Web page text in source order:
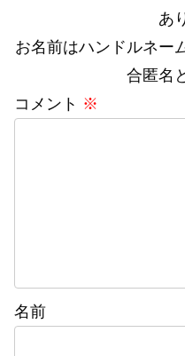
あ
お名前はハンドルネー
合匿名
コメント ※
名前